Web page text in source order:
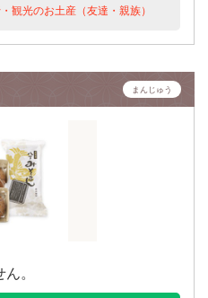
観光のお土産（友達・親族）
まんじゅう
。